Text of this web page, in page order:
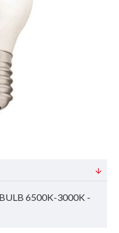
6500K-3000K -